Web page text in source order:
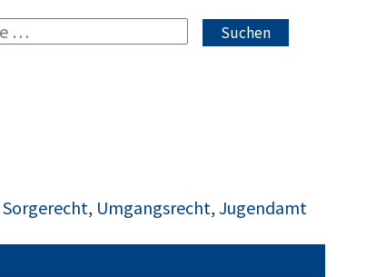
Suchen
Sorgerecht, Umgangsrecht, Jugendamt